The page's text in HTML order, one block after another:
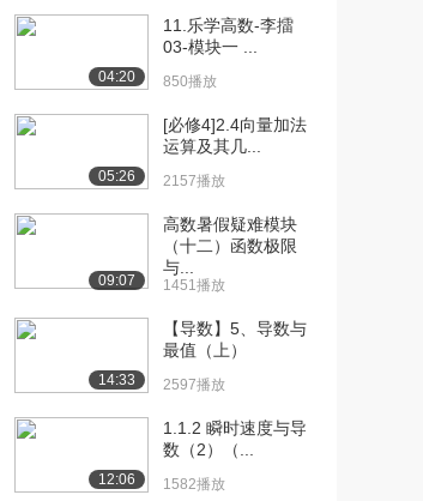
[11] 课时8：极限的四则运
[13] 课时10：夹逼准则 06:13
[14] 课时11：单调有界准
则
6692播放
[15] 课时12：两个重要极
限
8931播放
[16] 课时13：无穷小量有
04:20
11.乐学高数-李擂
03-模块一 ...
850播放
05:26
[必修4]2.4向量加法
运算及其几...
2157播放
09:07
高数暑假疑难模块
（十二）函数极限
与...
1451播放
14:33
【导数】5、导数与
最值（上）
2597播放
12:06
1.1.2 瞬时速度与导
数（2）（...
1582播放